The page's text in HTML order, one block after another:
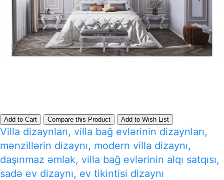
Add to Cart Compare this Product Add to Wish List
Villa dizaynları, villa bağ evlərinin dizaynları,
mənzillərin dizaynı, modern villa dizaynı,
daşınmaz əmlak, villa bağ evlərinin alqı satqısı,
sadə ev dizaynı, ev tikintisi dizaynı